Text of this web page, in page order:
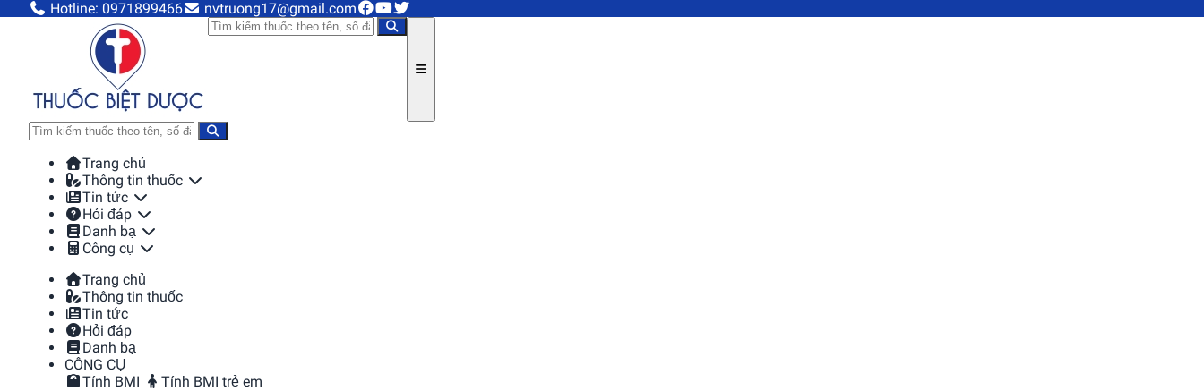
Hotline: 0971899466 nvtruong17@gmail.com
Trang chủ
Thông tin thuốc
Tin tức
Hỏi đáp
Danh bạ
Công cụ
Trang chủ
Thông tin thuốc
Tin tức
Hỏi đáp
Danh bạ
CÔNG CỤ
Tính BMI
Tính BMI trẻ em